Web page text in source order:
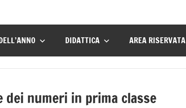
DIDATTICA AREA RISERVATA
dei numeri in prima classe